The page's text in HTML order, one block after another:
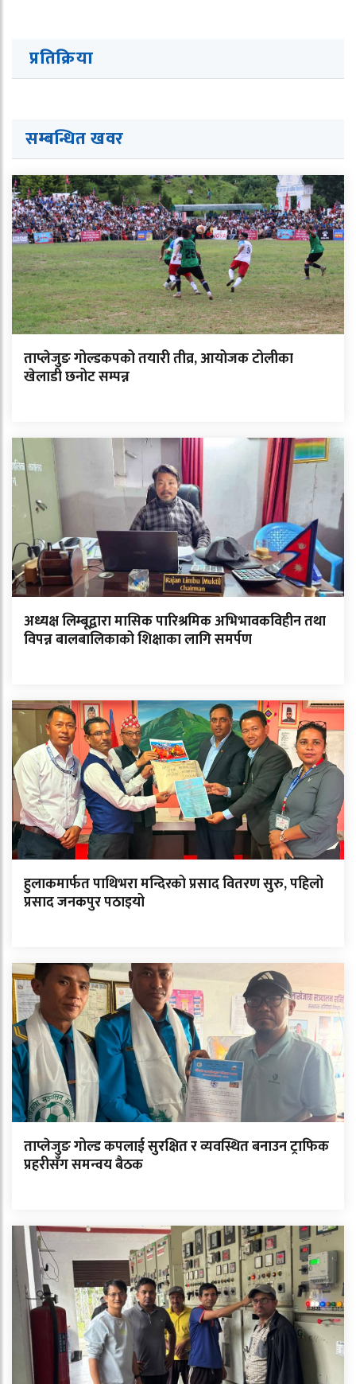
प्रतिक्रिया
सम्बन्धित खवर
ताप्लेजुङ गोल्डकपको तयारी तीव्र, आयोजक टोलीका
खेलाडी छनोट सम्पन्न
अध्यक्ष लिम्बूद्वारा मासिक पारिश्रमिक अभिभावकविहीन तथा
विपन्न बालबालिकाको शिक्षाका लागि समर्पण
हुलाकमार्फत पाथिभरा मन्दिरको प्रसाद वितरण सुरु, पहिलो
प्रसाद जनकपुर पठाइयो
ताप्लेजुङ गोल्ड कपलाई सुरक्षित र व्यवस्थित बनाउन ट्राफिक
प्रहरीसँग समन्वय बैठक